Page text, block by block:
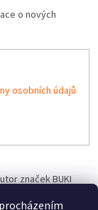
o nových
osobních údajů
značek BUKI